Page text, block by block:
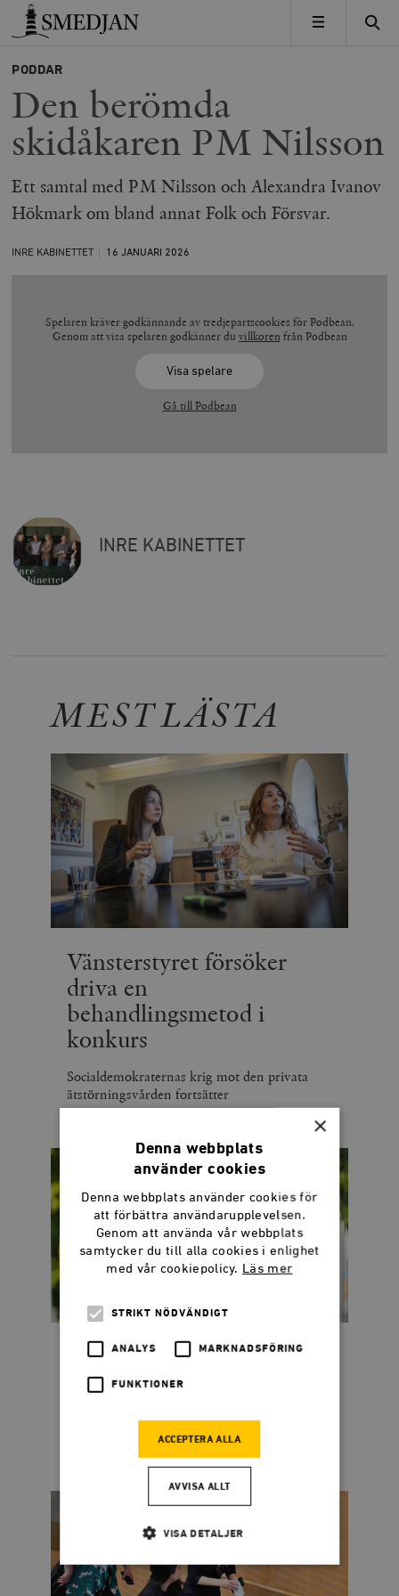
Timbro
MENY
PODDAR
Den berömda
skidåkaren PM Nilsson
Ett samtal med PM Nilsson och Alexandra Ivanov
Hökmark om bland annat Folk och Försvar.
INRE KABINETTET 16 JANUARI 2026
Spelaren kräver godkännande av tredjepartscookies för Podbean.
Genom att visa spelaren godkänner du villkoren från Podbean
Visa spelare
Gå till Podbean
INRE KABINETTET
MEST LÄSTA
Vänsterstyret försöker
driva en
behandlingsmetod i
konkurs
Socialdemokraternas krig mot den privata
ätstörningsvården fortsätter
Dadgostar kostar 44
miljoner per sekund
När publikens applåder tystnat återstår
frågan: Vem betalar notan?
×
Denna webbplats
använder cookies
Denna webbplats använder cookies för
att förbättra användarupplevelsen.
Genom att använda vår webbplats
samtycker du till alla cookies i enlighet
med vår cookiepolicy. Läs mer
STRIKT NÖDVÄNDIGT
ANALYS MARKNADSFÖRING
FUNKTIONER
ACCEPTERA ALLA
AVVISA ALLT
VISA DETALJER